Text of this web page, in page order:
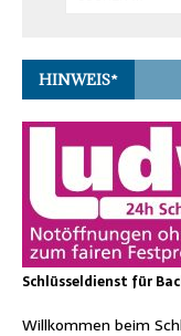
HINWEIS*
Schlüsseldienst für
Willkommen beim